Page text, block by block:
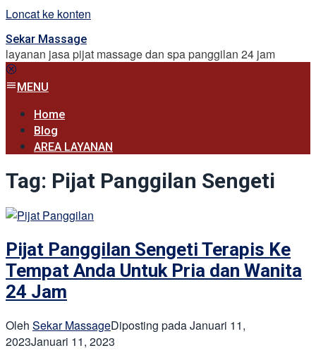
Loncat ke konten
Sekar Massage
layanan jasa pijat massage dan spa panggilan 24 jam
MENU
Home
Blog
AREA LAYANAN
Tag: Pijat Panggilan Sengeti
Pijat Panggilan Sengeti Terapis Ke
Tempat Anda Untuk Pria dan Wanita
24 Jam
Oleh Sekar MassageDiposting padaJanuari 11,
2023Januari 11, 2023